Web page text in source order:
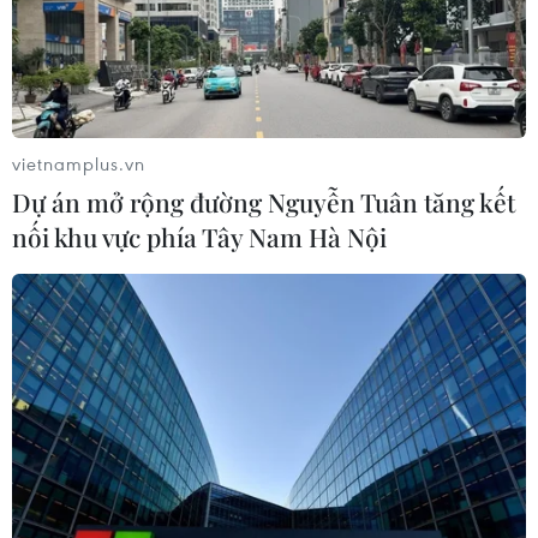
luật hơn 1.500 cán bộ kiểm tra, giám
sát
04/08/2026 07:07
Mỹ bán đồng euro để hỗ trợ Nhật
Bản vực dậy đồng yen
03/08/2026 15:34
Việt Nam tham dự Trại hè Khoa học
châu Á 2026 tại Hong Kong
03/08/2026 10:14
Triều Tiên quan ngại các hoạt động
quân sự của Mỹ, Nhật Bản và NATO
vietnamplus.vn
Dự án mở rộng đường Nguyễn Tuân tăng kết
nối khu vực phía Tây Nam Hà Nội